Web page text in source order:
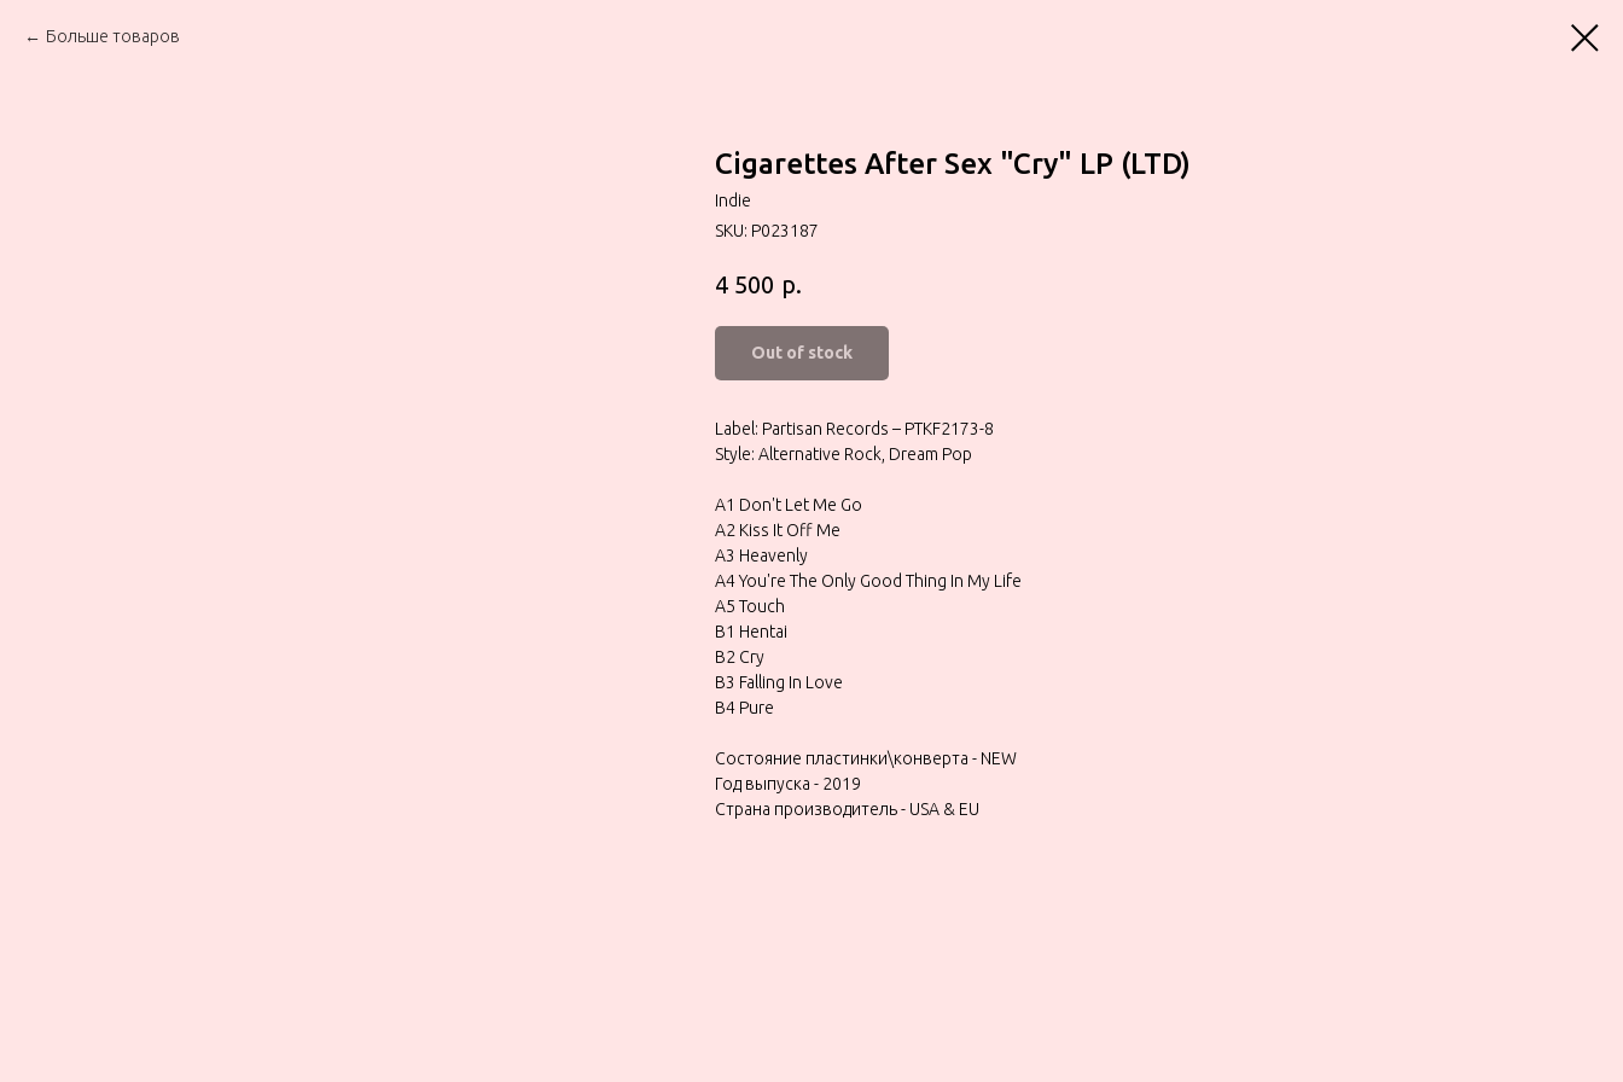
Больше товаров
Cigarettes After Sex ‎"Cry" LP (LTD)
Indie
SKU: P023187
4 500 р.
Out of stock
Label: Partisan Records – PTKF2173-8
Style: Alternative Rock, Dream Pop
A1 Don't Let Me Go
A2 Kiss It Off Me
A3 Heavenly
A4 You're The Only Good Thing In My Life
A5 Touch
B1 Hentai
B2 Cry
B3 Falling In Love
B4 Pure
Состояние пластинки\конверта - NEW
Год выпуска - 2019
Страна производитель - USA & EU